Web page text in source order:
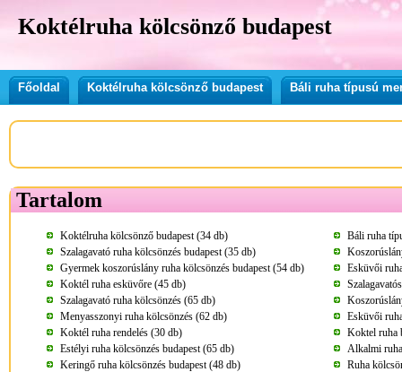
Koktélruha kölcsönző budapest
Főoldal Koktélruha kölcsönző budapest Báli ruha típusú
Tartalom
Koktélruha kölcsönző budapest (34 db)
Báli ruha
Szalagavató ruha kölcsönzés budapest (35 db)
Gyermek koszorúslány ruha kölcsönzés budapest (54 db)
Esküvői
Koktél ruha esküvőre (45 db)
Szalagavató ruha kölcsönzés (65 db)
Menyasszonyi ruha kölcsönzés (62 db)
Esküvői
Koktél ruha rendelés (30 db)
Koktel ruha
Estélyi ruha kölcsönzés budapest (65 db)
Alkalmi
Keringő ruha kölcsönzés budapest (48 db)
Ruha